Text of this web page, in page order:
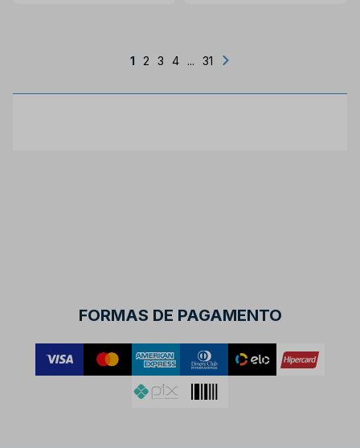
1 2 3 4 ... 31
FORMAS DE PAGAMENTO